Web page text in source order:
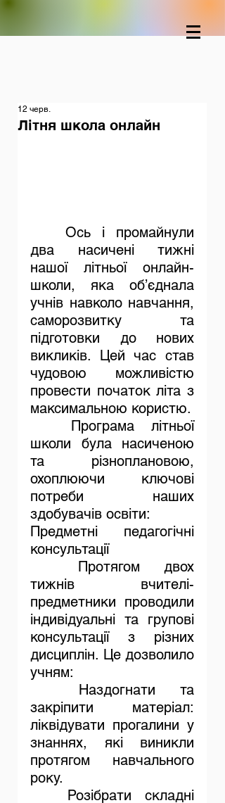
Літня школа онлайн
12 черв.
два насичені тижні
нашої літньої онлайн-
школи, яка об’єднала
учнів навколо навчання,
саморозвитку та
підготовки до нових
викликів. Цей час став
чудовою можливістю
провести початок літа з
максимальною користю.
школи була насиченою
та різноплановою,
охоплюючи ключові
потреби наших
здобувачів освіти:
Предметні педагогічні
консультації
тижнів вчителі-
предметники проводили
індивідуальні та групові
консультації з різних
дисциплін. Це дозволило
учням:
закріпити матеріал:
ліквідувати прогалини у
знаннях, які виникли
протягом навчального
року.